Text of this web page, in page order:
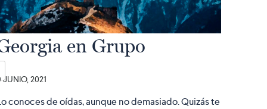
en Grupo
JUNIO, 2021
conoces de oídas, aunque no demasiado. Quizás te